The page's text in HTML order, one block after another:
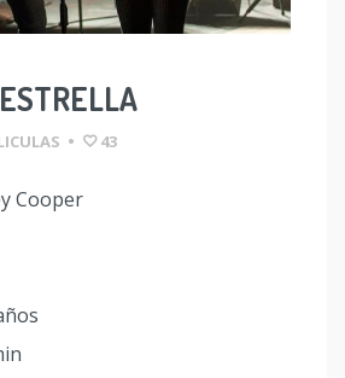
• 43
Cooper